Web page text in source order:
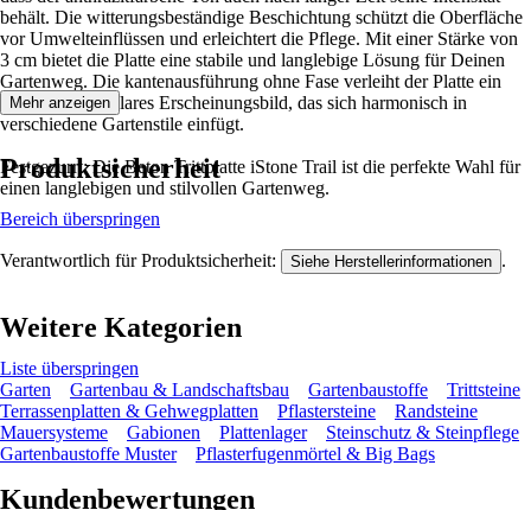
behält. Die witterungsbeständige Beschichtung schützt die Oberfläche
vor Umwelteinflüssen und erleichtert die Pflege. Mit einer Stärke von
3 cm bietet die Platte eine stabile und langlebige Lösung für Deinen
Gartenweg. Die kantenausführung ohne Fase verleiht der Platte ein
modernes und klares Erscheinungsbild, das sich harmonisch in
verschiedene Gartenstile einfügt.
Festgezurrt: Die Beton Trittplatte iStone Trail ist die perfekte Wahl für
einen langlebigen und stilvollen Gartenweg.
Mehr anzeigen
Produktsicherheit
Bereich überspringen
Verantwortlich für Produktsicherheit: Siehe Herstellerinformationen .
Weitere Kategorien
Liste überspringen
Garten
Gartenbau & Landschaftsbau Gartenbaustoffe
Trittsteine
Terrassenplatten & Gehwegplatten
Pflastersteine
Randsteine
Mauersysteme
Gabionen Plattenlager
Steinschutz & Steinpflege
Gartenbaustoffe Muster
Pflasterfugenmörtel & Big Bags
Kundenbewertungen